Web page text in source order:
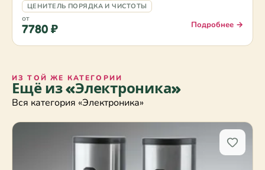
ЦЕНИТЕЛЬ ПОРЯДКА И ЧИСТОТЫ
от
7780 ₽ Подробнее →
ИЗ ТОЙ ЖЕ КАТЕГОРИИ
Ещё из «Электроника»
Вся категория «Электроника»